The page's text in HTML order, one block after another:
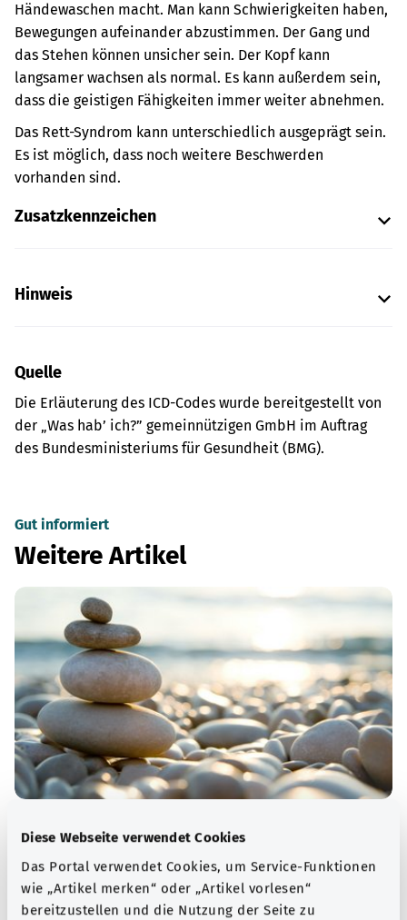
Diese Webseite verwendet Cookies
Das Portal verwendet Cookies, um Service-Funktionen
wie „Artikel merken“ oder „Artikel vorlesen“
bereitzustellen und die Nutzung der Seite zu
Händewaschen macht. Man kann Schwierigkeiten haben,
Bewegungen aufeinander abzustimmen. Der Gang und
das Stehen können unsicher sein. Der Kopf kann
langsamer wachsen als normal. Es kann außerdem sein,
dass die geistigen Fähigkeiten immer weiter abnehmen.
Das Rett-Syndrom kann unterschiedlich ausgeprägt sein.
Es ist möglich, dass noch weitere Beschwerden
vorhanden sind.
Zusatzkennzeichen
Hinweis
Quelle
Die Erläuterung des ICD-Codes wurde bereitgestellt von
der „Was hab’ ich?” gemeinnützigen GmbH im Auftrag
des Bundesministeriums für Gesundheit (BMG).
Gut informiert
Weitere Artikel
Psyche
„Psyche“ ist das altgriechische Wort für Seele. Im
modernen Sprachgebrauch sind damit das Denken, die
Gefühle und das Verhalten eines Menschen gemeint.